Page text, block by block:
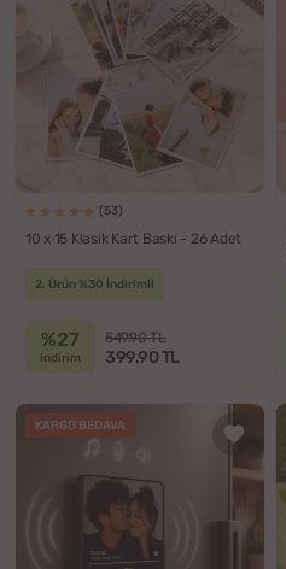
(53)
10 x 15 Klasik Kart Baskı - 26 Adet
2. Ürün %30 İndirimli
%27
indirim
549.90 TL
399.90 TL
KARGO BEDAVA